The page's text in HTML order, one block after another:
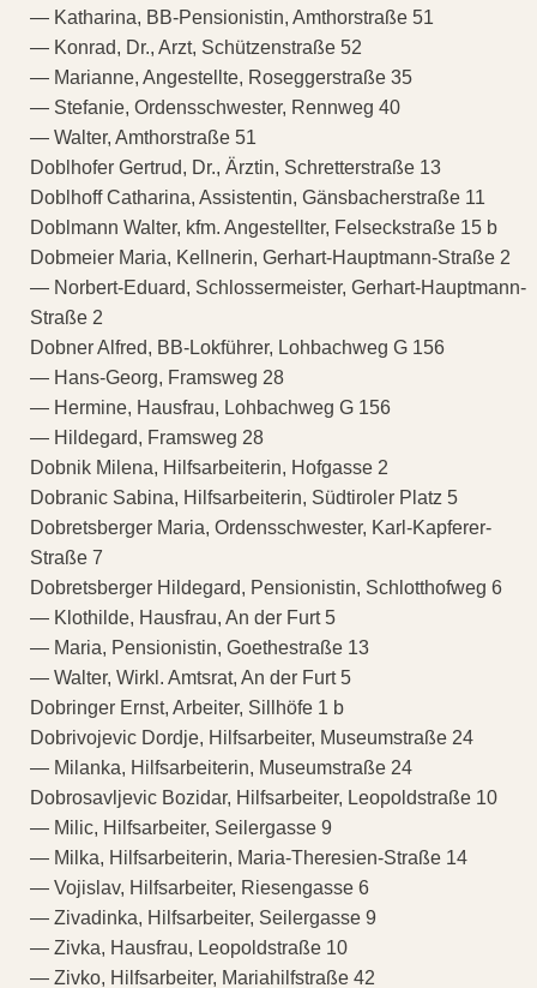
— Katharina, BB-Pensionistin, Amthorstraße 51
— Konrad, Dr., Arzt, Schützenstraße 52
— Marianne, Angestellte, Roseggerstraße 35
— Stefanie, Ordensschwester, Rennweg 40
— Walter, Amthorstraße 51
Doblhofer Gertrud, Dr., Ärztin, Schretterstraße 13
Doblhoff Catharina, Assistentin, Gänsbacherstraße 11
Doblmann Walter, kfm. Angestellter, Felseckstraße 15 b
Dobmeier Maria, Kellnerin, Gerhart-Hauptmann-Straße 2
— Norbert-Eduard, Schlossermeister, Gerhart-Hauptmann-
Straße 2
Dobner Alfred, BB-Lokführer, Lohbachweg G 156
— Hans-Georg, Framsweg 28
— Hermine, Hausfrau, Lohbachweg G 156
— Hildegard, Framsweg 28
Dobnik Milena, Hilfsarbeiterin, Hofgasse 2
Dobranic Sabina, Hilfsarbeiterin, Südtiroler Platz 5
Dobretsberger Maria, Ordensschwester, Karl-Kapferer-
Straße 7
Dobretsberger Hildegard, Pensionistin, Schlotthofweg 6
— Klothilde, Hausfrau, An der Furt 5
— Maria, Pensionistin, Goethestraße 13
— Walter, Wirkl. Amtsrat, An der Furt 5
Dobringer Ernst, Arbeiter, Sillhöfe 1 b
Dobrivojevic Dordje, Hilfsarbeiter, Museumstraße 24
— Milanka, Hilfsarbeiterin, Museumstraße 24
Dobrosavljevic Bozidar, Hilfsarbeiter, Leopoldstraße 10
— Milic, Hilfsarbeiter, Seilergasse 9
— Milka, Hilfsarbeiterin, Maria-Theresien-Straße 14
— Vojislav, Hilfsarbeiter, Riesengasse 6
— Zivadinka, Hilfsarbeiter, Seilergasse 9
— Zivka, Hausfrau, Leopoldstraße 10
— Zivko, Hilfsarbeiter, Mariahilfstraße 42